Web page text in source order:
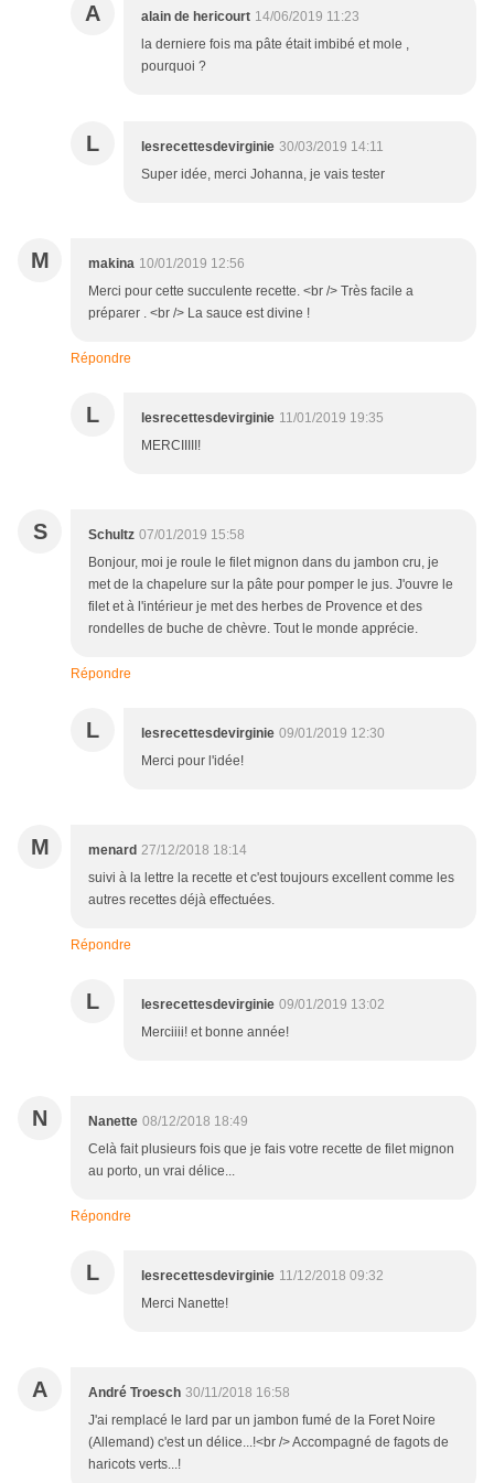
A alain de hericourt 14/06/2019 11:23
la derniere fois ma pâte était imbibé et mole ,
pourquoi ?
L lesrecettesdevirginie 30/03/2019 14:11
Super idée, merci Johanna, je vais tester
M makina 10/01/2019 12:56
Merci pour cette succulente recette. <br /> Très facile a
préparer . <br /> La sauce est divine !
Répondre
L lesrecettesdevirginie 11/01/2019 19:35
MERCIIIII!
S Schultz 07/01/2019 15:58
Bonjour, moi je roule le filet mignon dans du jambon cru, je
met de la chapelure sur la pâte pour pomper le jus. J'ouvre le
filet et à l'intérieur je met des herbes de Provence et des
rondelles de buche de chèvre. Tout le monde apprécie.
Répondre
L lesrecettesdevirginie 09/01/2019 12:30
Merci pour l'idée!
M menard 27/12/2018 18:14
suivi à la lettre la recette et c'est toujours excellent comme les
autres recettes déjà effectuées.
Répondre
L lesrecettesdevirginie 09/01/2019 13:02
Merciiii! et bonne année!
N Nanette 08/12/2018 18:49
Celà fait plusieurs fois que je fais votre recette de filet mignon
au porto, un vrai délice...
Répondre
L lesrecettesdevirginie 11/12/2018 09:32
Merci Nanette!
A André Troesch 30/11/2018 16:58
J'ai remplacé le lard par un jambon fumé de la Foret Noire
(Allemand) c'est un délice...!<br /> Accompagné de fagots de
haricots verts...!